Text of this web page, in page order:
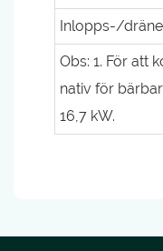
Inlopps-/
Obs: 1. För att
nativ för
16,7 kW.